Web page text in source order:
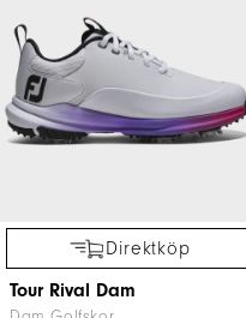
Direktköp
Tour Rival Dam